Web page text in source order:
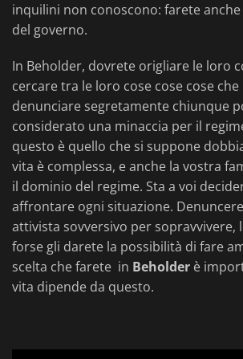
inquilini non conoscono: farete
del governo.
In Beholder, dovrete origliare le loro
cercare tra le loro cose cose cose
denunciare segretamente chiunque
considerato una minaccia per il
questo è quello che si suppone
vita è complessa, e anche la vostra
il dominio del regime. Sta a voi
affrontare ogni situazione.
attivista sovversivo per sopravvivere,
forse gli darete la possibilità di fare
scelta che farete in Beholder è
vita dipende da questo.